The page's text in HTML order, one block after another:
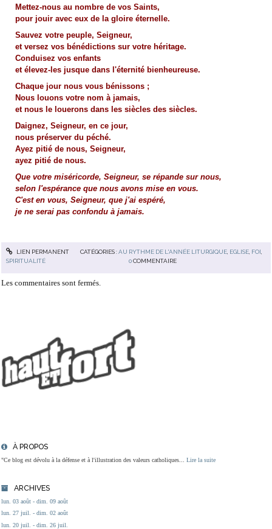
À PROPOS
"Ce blog est dévolu à la défense et à l'illustration des valeurs catholiques... Lire la suite
ARCHIVES
lun. 03 août - dim. 09 août
lun. 27 juil. - dim. 02 août
lun. 20 juil. - dim. 26 juil.
Mettez-nous au nombre de vos Saints,
pour jouir avec eux de la gloire éternelle.
Sauvez votre peuple, Seigneur,
et versez vos bénédictions sur votre héritage.
Conduisez vos enfants
et élevez-les jusque dans l'éternité bienheureuse.
Chaque jour nous vous bénissons ;
Nous louons votre nom à jamais,
et nous le louerons dans les siècles des siècles.
Daignez, Seigneur, en ce jour,
nous préserver du péché.
Ayez pitié de nous, Seigneur,
ayez pitié de nous.
Que votre miséricorde, Seigneur, se répande sur nous,
selon l'espérance que nous avons mise en vous.
C'est en vous, Seigneur, que j'ai espéré,
je ne serai pas confondu à jamais.
LIEN PERMANENT CATÉGORIES :AU RYTHME DE L'ANNÉE LITURGIQUE, EGLISE, FOI
SPIRITUALITÉ
0 COMMENTAIRE
Les commentaires sont fermés.